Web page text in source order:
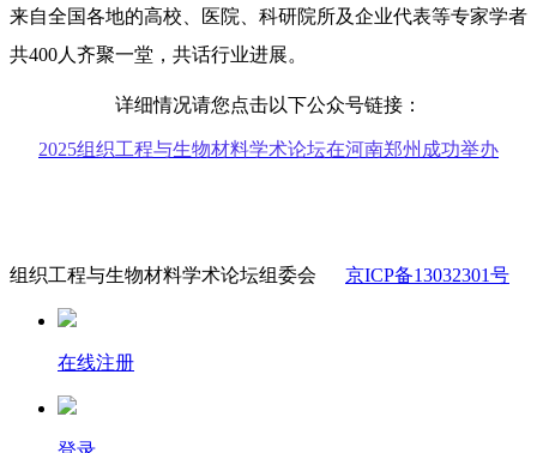
来自全国各地的高校、医院、科研院所及企业代表等专家学者
共400人齐聚一堂，共话行业进展。
详细情况请您点击以下公众号链接：
2025组织工程与生物材料学术论坛在河南郑州成功举办
组织工程与生物材料学术论坛组委会 京ICP备13032301号
在线注册